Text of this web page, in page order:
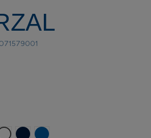
Blanco MARINOROYAL